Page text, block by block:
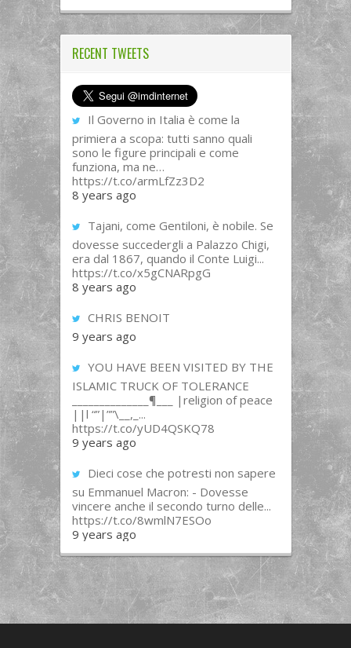
RECENT TWEETS
Il Governo in Italia è come la
primiera a scopa: tutti sanno quali
sono le figure principali e come
funziona, ma ne…
https://t.co/armLfZz3D2
8 years ago
Tajani, come Gentiloni, è nobile. Se
dovesse succedergli a Palazzo Chigi,
era dal 1867, quando il Conte Luigi...
https://t.co/x5gCNARpgG
8 years ago
CHRIS BENOIT
9 years ago
YOU HAVE BEEN VISITED BY THE
ISLAMIC TRUCK OF TOLERANCE
______________¶___ |religion of peace
||l “”|””\__,_...
https://t.co/yUD4QSKQ78
9 years ago
Dieci cose che potresti non sapere
su Emmanuel Macron: - Dovesse
vincere anche il secondo turno delle...
https://t.co/8wmlN7ESOo
9 years ago